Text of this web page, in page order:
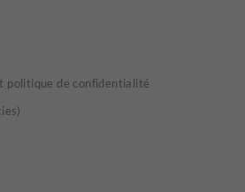
politique de confidentialité